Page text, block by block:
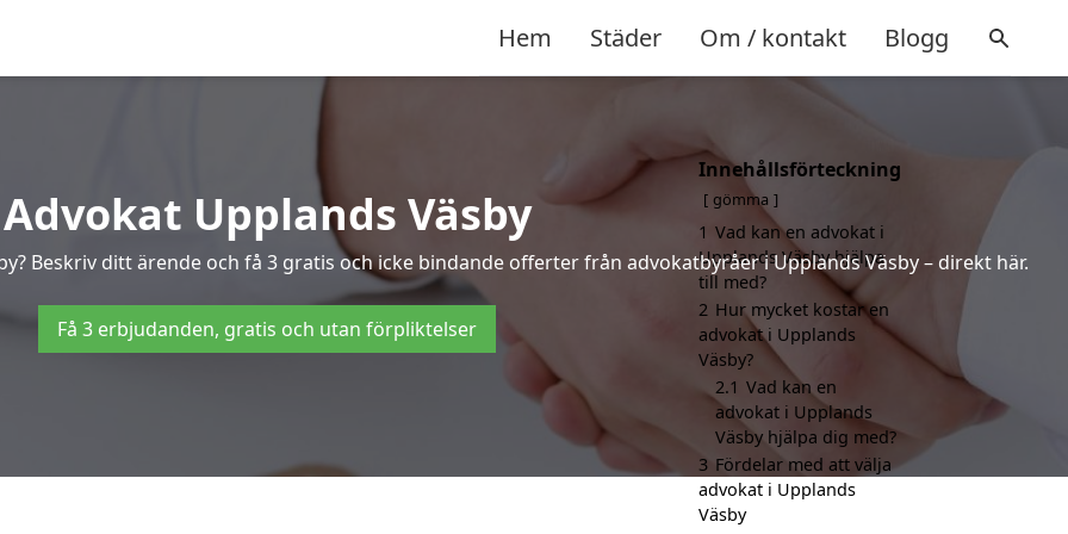
Hem Städer Om / kontakt Blogg
Advokat Upplands Väsby
Beskriv ditt ärende och få 3 gratis och icke bindande offerter från advokatbyråer i Upplands Väsby – direkt här.
Få 3 erbjudanden, gratis och utan förpliktelser
Innehållsförteckning
gömma
1 Vad kan en advokat i
Upplands Väsby hjälpa
till med?
2 Hur mycket kostar en
advokat i Upplands
Väsby?
2.1 Vad kan en
advokat i Upplands
Väsby hjälpa dig med?
3 Fördelar med att välja
advokat i Upplands
Väsby